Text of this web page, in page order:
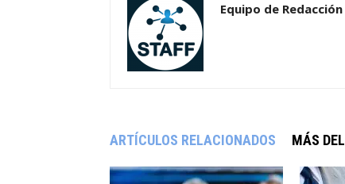
Equipo de Redacción
ARTÍCULOS RELACIONADOS MÁS